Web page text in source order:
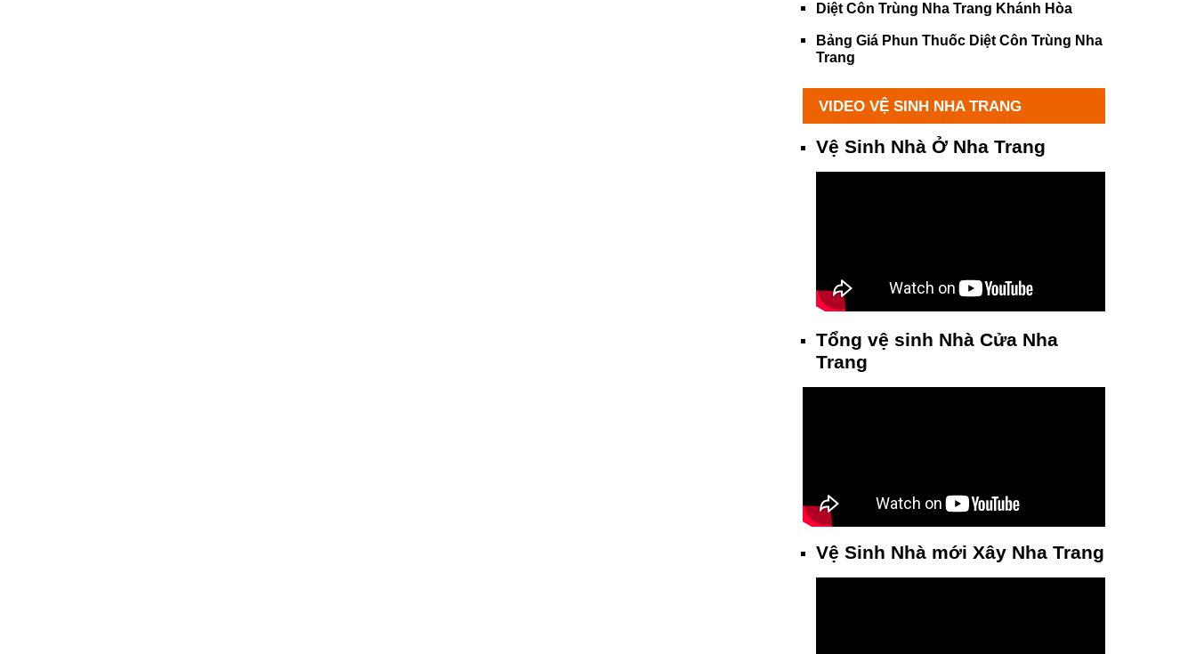
Diệt Côn Trùng Nha Trang Khánh Hòa
Bảng Giá Phun Thuốc Diệt Côn Trùng Nha
Trang
VIDEO VỆ SINH NHA TRANG
Vệ Sinh Nhà Ở Nha Trang
Tổng vệ sinh Nhà Cửa Nha
Trang
Vệ Sinh Nhà mới Xây Nha Trang